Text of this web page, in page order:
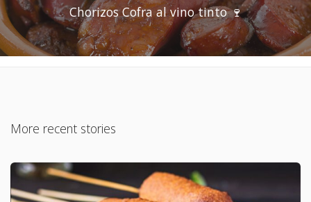
Chorizos Cofra al vino tinto 🍷
More recent stories